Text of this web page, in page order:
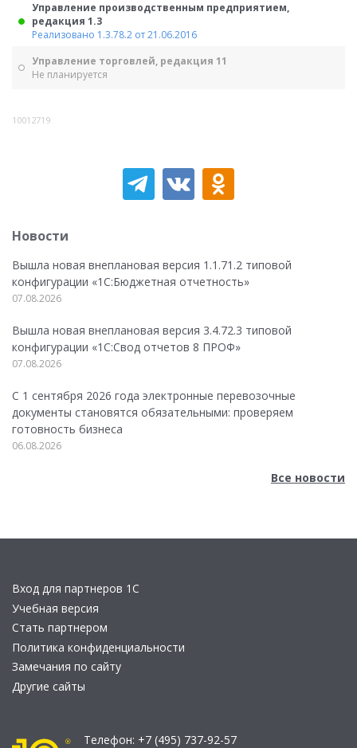
Управление производственным предприятием,
редакция 1.3
Реализовано 1.3.78.2 от 21.06.2016
Управление торговлей, редакция 11
Не планируется
10012719
Новости
Вышла новая внеплановая версия 1.1.71.2 типовой
конфигурации «1C:Бюджетная отчетность»
07.08.2026
Вышла новая внеплановая версия 3.4.72.3 типовой
конфигурации «1C:Свод отчетов 8 ПРОФ»
07.08.2026
С 1 сентября 2026 года электронные перевозочные
документы становятся обязательными: проверяем
готовность бизнеса
06.08.2026
Все новости
Вход для партнеров 1С
Учебная версия
Стать партнером
Политика конфиденциальности
Замечания по сайту
Другие сайты
Телефон: +7 (495) 737-92-57